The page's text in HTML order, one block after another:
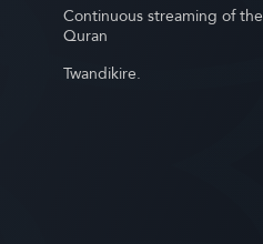
Continuous streaming of the
Quran
Twandikire.